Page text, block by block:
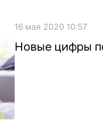
16 мая 2020 10:57
Новые цифры